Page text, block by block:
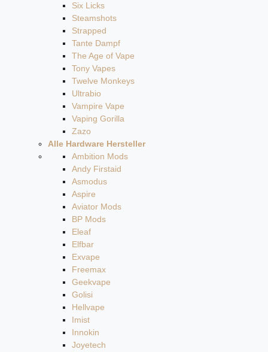
Six Licks
Steamshots
Strapped
Tante Dampf
The Age of Vape
Tony Vapes
Twelve Monkeys
Ultrabio
Vampire Vape
Vaping Gorilla
Zazo
Alle Hardware Hersteller
Ambition Mods
Andy Firstaid
Asmodus
Aspire
Aviator Mods
BP Mods
Eleaf
Elfbar
Exvape
Freemax
Geekvape
Golisi
Hellvape
Imist
Innokin
Joyetech